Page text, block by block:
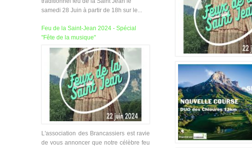
samedi 28 Juin à partir de 18h sur le...
Feu de la Saint-Jean 2024 - Spécial
"Fête de la musique"
L'association des Brancassiers est ravie
de vous annoncer que notre célèbre feu